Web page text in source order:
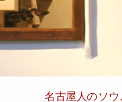
名古屋人のソ